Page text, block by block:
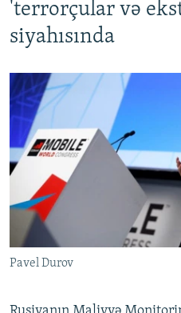
'terrorçular və
siyahısında
Pavel Durov